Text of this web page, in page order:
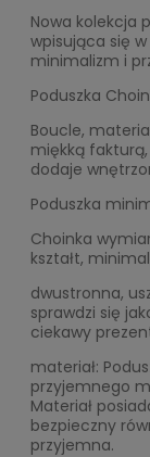
Nowa kolekcja
wpisująca się
minimalizm i
Poduszka
Boucle,
miękką
dodaje
Poduszka
Choinka
kształt,
dwustronna,
sprawdzi się
ciekawy
materiał:
przyjemnego
Materiał
bezpieczny
przyjemna.